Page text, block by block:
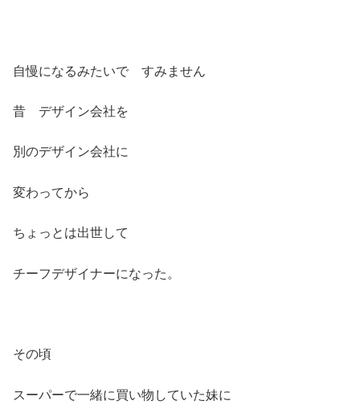
自慢になるみたいで すみません
昔 デザイン会社を
別のデザイン会社に
変わってから
ちょっとは出世して
チーフデザイナーになった。
その頃
スーパーで一緒に買い物していた妹に